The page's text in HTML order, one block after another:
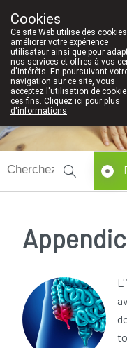
Aujourd'hui A présent
Cookies
Ce site Web utilise des
améliorer votre expérience
utilisateur ainsi que pour
nos services et offres à vos
d'intérêts. En poursuivant
navigation sur ce site, vous
acceptez l'utilisation de
ces fins. Cliquez ici pour plus
d'informations.